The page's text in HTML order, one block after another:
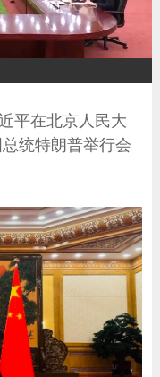
平在北京人民大
统特朗普举行会